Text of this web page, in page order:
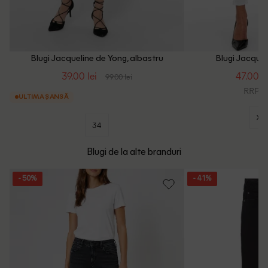
Blugi Jacqueline de Yong, albastru
39.00 lei 99.00 lei
ULTIMA ȘANSĂ
34
Blugi
47.00
RRP:
Blugi de la alte branduri
- 50% - 41%